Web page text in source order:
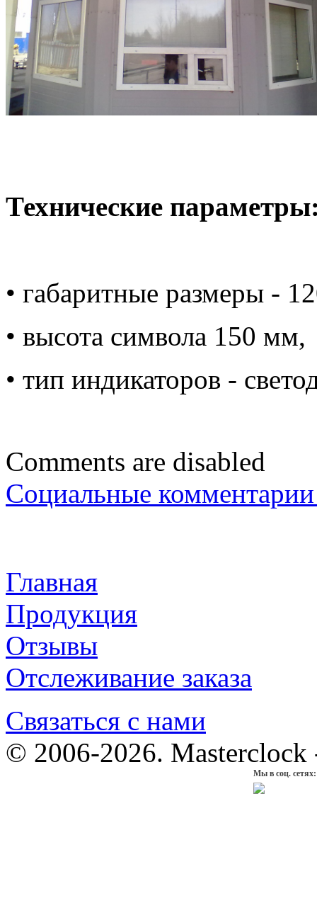
Технические
• габаритные размеры -
• высота символа 150 мм,
• тип индикаторов -
Comments are disabled
Социальные
Главная
Продукция
Отзывы
Отслеживание заказа
Связаться с нами
© 2006-2026.
Мы в соц. сетях: